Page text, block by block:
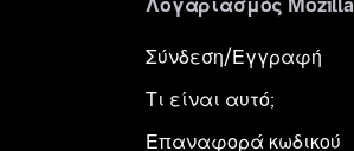
Λογαριασμός Mozilla
Σύνδεση/Εγγραφή
Τι είναι αυτό;
Επαναφορά κωδικού